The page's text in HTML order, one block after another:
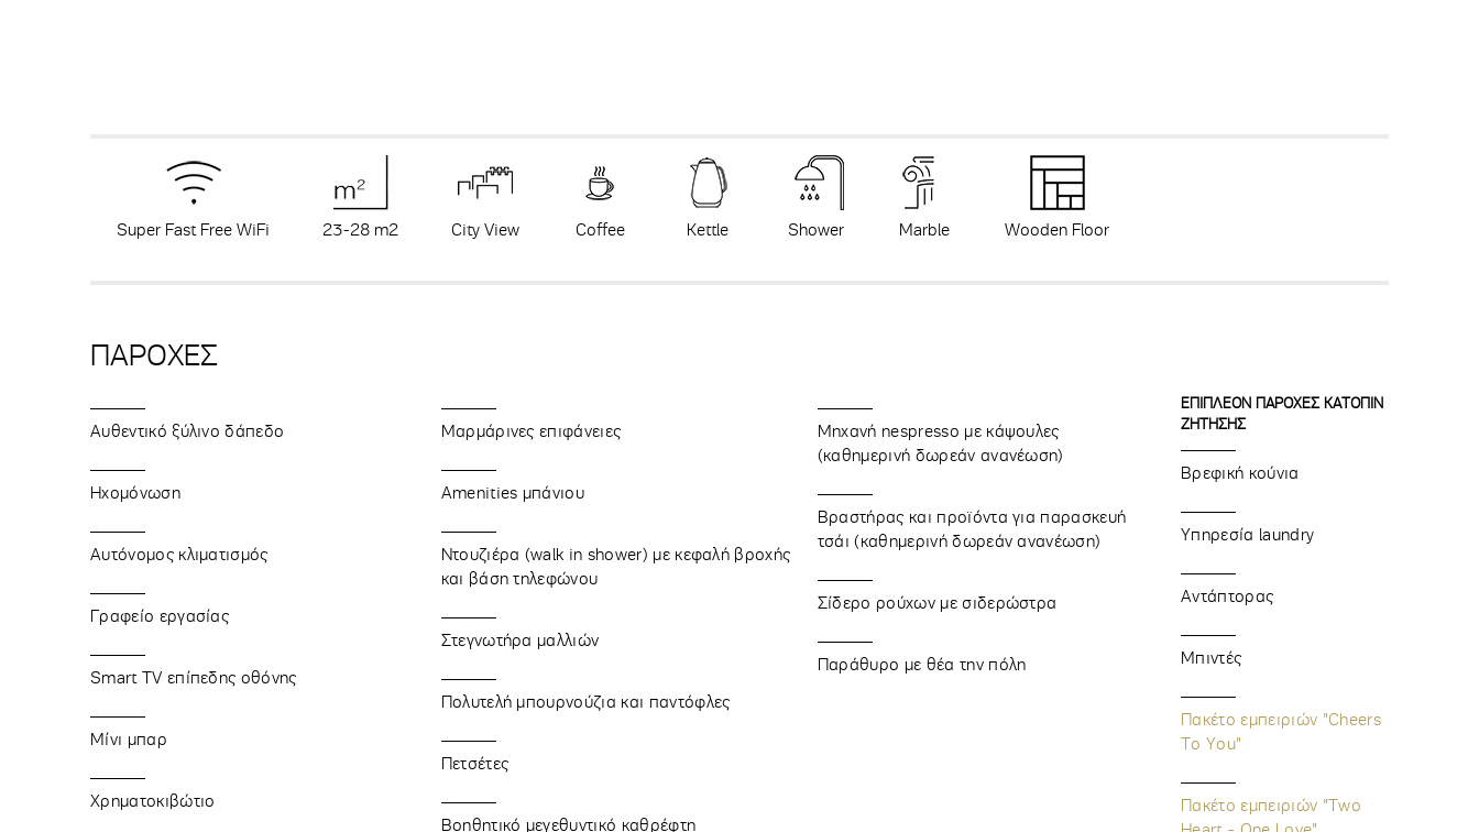
Super Fast Free WiFi 23-28 m2 City View Coffee Kettle Shower Marble Wooden Floor
ΠΑΡΟΧΕΣ
Αυθεντικό ξύλινο δάπεδο
Ηχομόνωση
Αυτόνομος κλιματισμός
Γραφείο εργασίας
Smart TV επίπεδης οθόνης
Μίνι μπαρ
Χρηματοκιβώτιο
Μαρμάρινες επιφάνειες
Amenities μπάνιου
Ντουζιέρα (walk in shower) με κεφαλή βροχής
και βάση τηλεφώνου
Στεγνωτήρα μαλλιών
Πολυτελή μπουρνούζια και παντόφλες
Πετσέτες
Βοηθητικό μεγεθυντικό καθρέφτη
Μηχανή nespresso με κάψουλες
(καθημερινή δωρεάν ανανέωση)
Βραστήρας και προϊόντα για παρασκευή
τσάι (καθημερινή δωρεάν ανανέωση)
Σίδερο ρούχων με σιδερώστρα
Παράθυρο με θέα την πόλη
ΕΠΙΠΛΕΟΝ ΠΑΡΟΧΕΣ ΚΑΤΟΠΙΝ
ΖΗΤΗΣΗΣ
Βρεφική κούνια
Υπηρεσία laundry
Αντάπτορας
Μπιντές
Πακέτο εμπειριών "Cheers
To You"
Πακέτο εμπειριών "Two